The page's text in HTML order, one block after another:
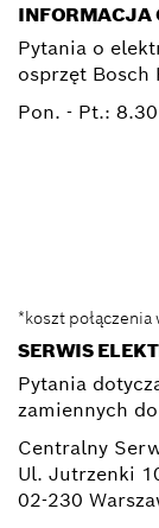
INFORMACJA
Pytania o
osprzęt Bosch
Pon. - Pt.:
*koszt
SERWIS
Pytania
zamiennych
Centralny
Ul. Jutrzenki
02-230